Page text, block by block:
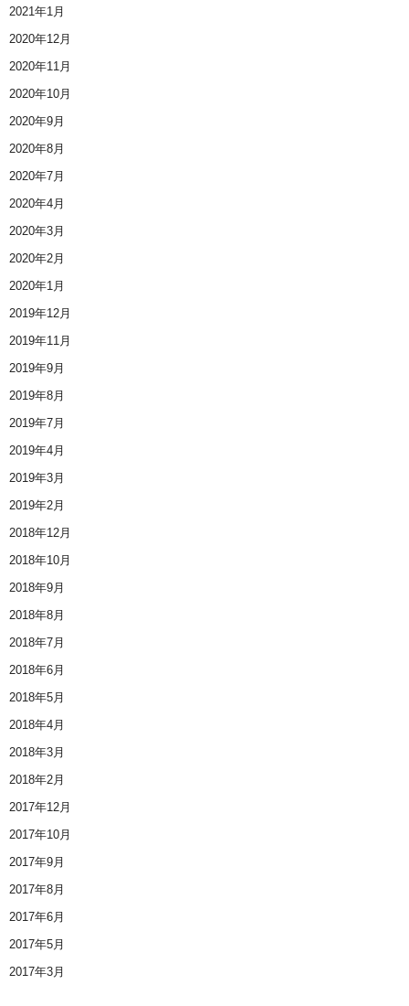
2021年1月
2020年12月
2020年11月
2020年10月
2020年9月
2020年8月
2020年7月
2020年4月
2020年3月
2020年2月
2020年1月
2019年12月
2019年11月
2019年9月
2019年8月
2019年7月
2019年4月
2019年3月
2019年2月
2018年12月
2018年10月
2018年9月
2018年8月
2018年7月
2018年6月
2018年5月
2018年4月
2018年3月
2018年2月
2017年12月
2017年10月
2017年9月
2017年8月
2017年6月
2017年5月
2017年3月